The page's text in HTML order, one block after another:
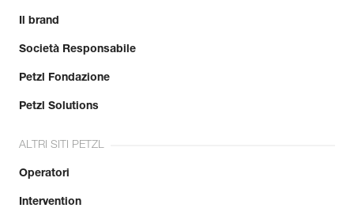
Il brand
Società Responsabile
Petzl Fondazione
Petzl Solutions
ALTRI SITI PETZL
Operatori
Intervention